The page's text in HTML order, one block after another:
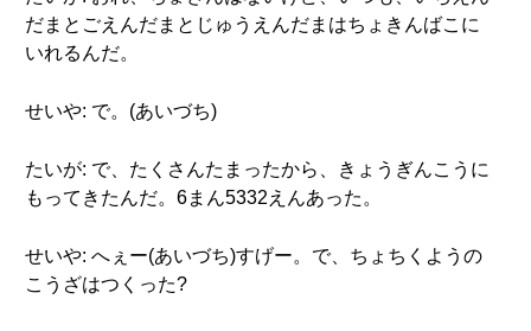
だまとごえんだまとじゅうえんだまはちょきんばこに
いれるんだ。
せいや: で。(あいづち)
たいが: で、たくさんたまったから、きょうぎんこうに
もってきたんだ。6まん5332えんあった。
せいや: へぇー(あいづち)すげー。で、ちょちくようの
こうざはつくった?